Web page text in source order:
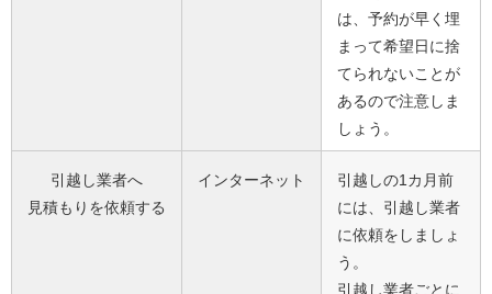
は、予約が早く埋
まって希望日に捨
てられないことが
あるので注意しま
しょう。
引越し業者へ
見積もりを依頼する
インターネット
引越しの1カ月前
には、引越し業者
に依頼をしましょ
う。
引越し業者ごとに